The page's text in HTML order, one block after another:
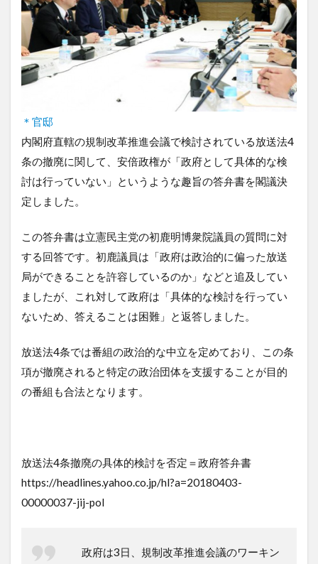
＊官邸
内閣府直轄の規制改革推進会議で検討されている放送法4
条の撤廃に関して、安倍政権が「政府として具体的な検
討は行っていない」というような趣旨の答弁書を閣議決
定しました。
この答弁書は立憲民主党の初鹿明博衆院議員の質問に対
する回答です。初鹿議員は「政府は政治的に偏った放送
局ができることを許容しているのか」などと追及してい
ましたが、これ対して政府は「具体的な検討を行ってい
ないため、答えることは困難」と返答しました。
放送法4条では番組の政治的な中立を定めており、この条
項が撤廃されると特定の政治団体を支援することが目的
の番組も合法となります。
放送法4条撤廃の具体的検討を否定＝政府答弁書
https://headlines.yahoo.co.jp/hl?a=20180403-
00000037-jij-pol
政府は3日、規制改革推進会議のワーキン